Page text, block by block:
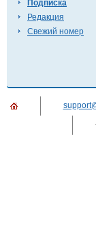
Подписка
Редакция
Свежий номер